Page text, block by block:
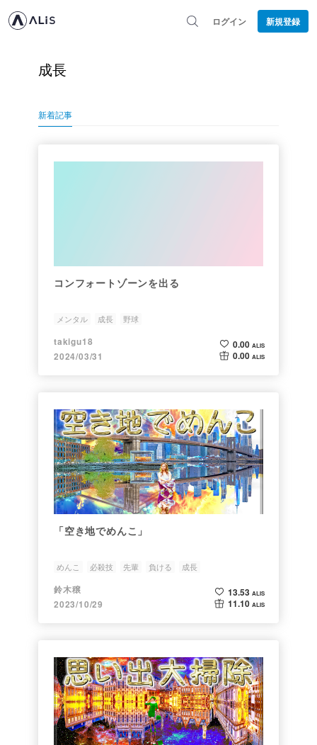
ログイン 新規登録
成長
新着記事
コンフォートゾーンを出る
メンタル 成長 野球
takigu18
2024/03/31
0.00 ALIS
0.00 ALIS
「空き地でめんこ」
めんこ 必殺技 先輩 負ける 成長
鈴木穣
2023/10/29
13.53 ALIS
11.10 ALIS